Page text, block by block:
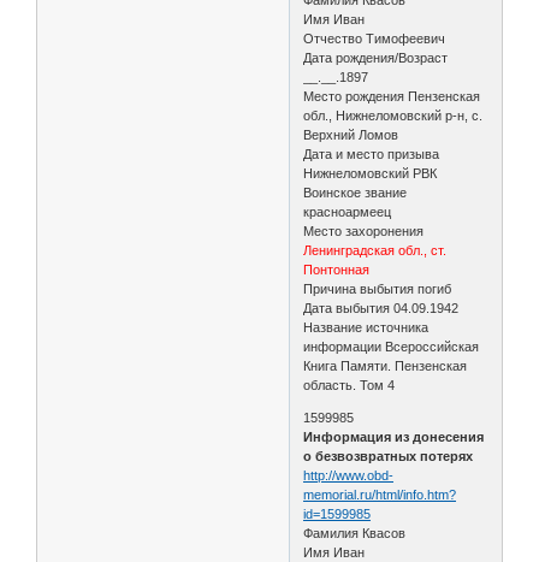
Имя Иван
Отчество Тимофеевич
Дата рождения/Возраст
__.__.1897
Место рождения Пензенская
обл., Нижнеломовский р-н, с.
Верхний Ломов
Дата и место призыва
Нижнеломовский РВК
Воинское звание
красноармеец
Место захоронения
Ленинградская обл., ст.
Понтонная
Причина выбытия погиб
Дата выбытия 04.09.1942
Название источника
информации Всероссийская
Книга Памяти. Пензенская
область. Том 4
1599985
Информация из донесения
о безвозвратных потерях
http://www.obd-
memorial.ru/html/info.htm?
id=1599985
Фамилия Квасов
Имя Иван